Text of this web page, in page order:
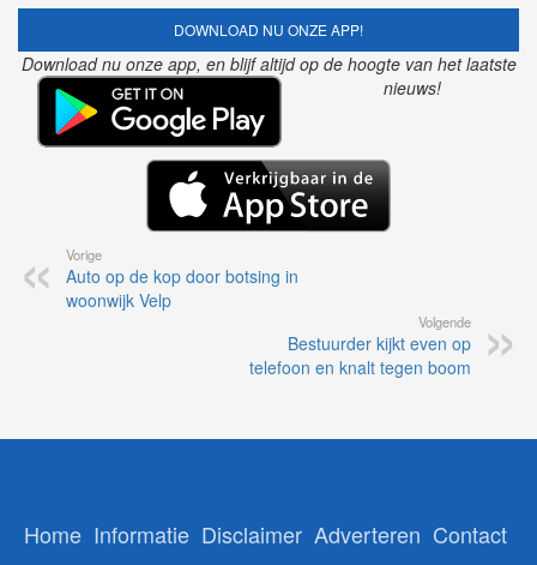
DOWNLOAD NU ONZE APP!
Download nu onze app, en blijf altijd op de hoogte van het laatste
nieuws!
Vorige
Auto op de kop door botsing in
woonwijk Velp
Volgende
Bestuurder kijkt even op
telefoon en knalt tegen boom
Home Informatie Disclaimer Adverteren Contact